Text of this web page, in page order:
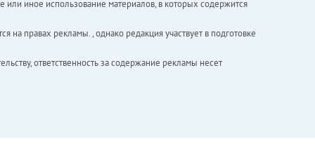
иное использование материалов, в которых содержится
правах рекламы. , однако редакция участвует в подготовке
ответственность за содержание рекламы несет